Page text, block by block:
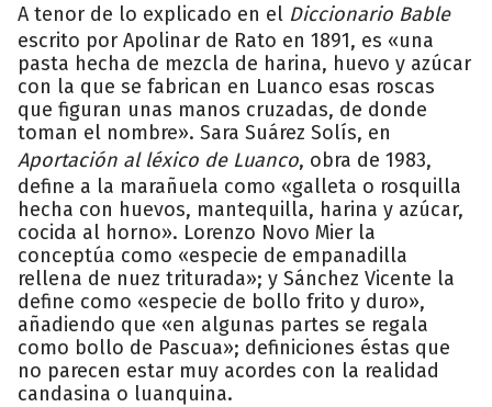
A tenor de lo explicado en el Diccionario Bable
escrito por Apolinar de Rato en 1891, es «una
pasta hecha de mezcla de harina, huevo y azúcar
con la que se fabrican en Luanco esas roscas
que figuran unas manos cruzadas, de donde
toman el nombre». Sara Suárez Solís, en
Aportación al léxico de Luanco, obra de 1983,
define a la marañuela como «galleta o rosquilla
hecha con huevos, mantequilla, harina y azúcar,
cocida al horno». Lorenzo Novo Mier la
conceptúa como «especie de empanadilla
rellena de nuez triturada»; y Sánchez Vicente la
define como «especie de bollo frito y duro»,
añadiendo que «en algunas partes se regala
como bollo de Pascua»; definiciones éstas que
no parecen estar muy acordes con la realidad
candasina o luanquina.